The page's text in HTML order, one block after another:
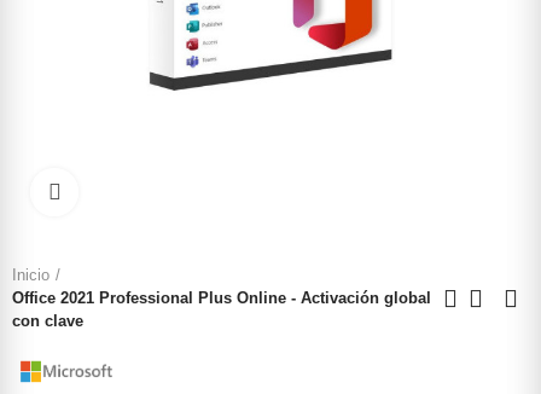
Inicio
Office 2021 Professional Plus Online - Activación global
con clave